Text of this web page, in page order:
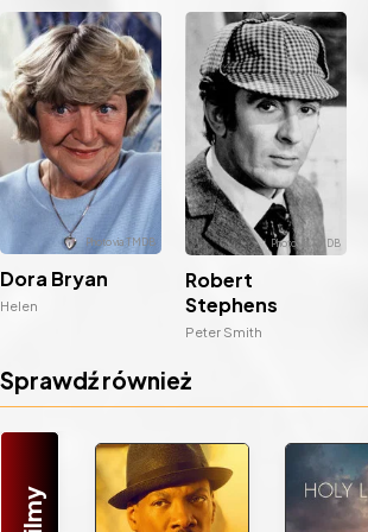
Dora Bryan
Helen
Robert
Stephens
Peter Smith
Sprawdź również